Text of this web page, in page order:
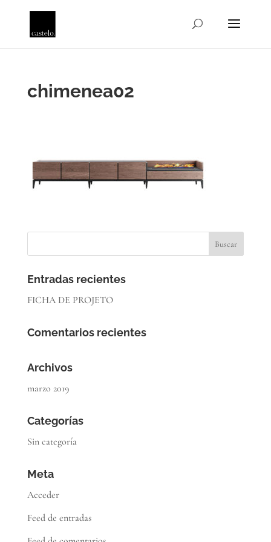
chimenea02
Entradas recientes
FICHA DE PROJETO
Comentarios recientes
Archivos
marzo 2019
Categorías
Sin categoría
Meta
Acceder
Feed de entradas